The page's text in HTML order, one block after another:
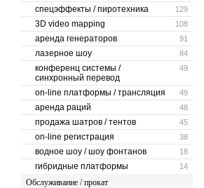
129
спецэффекты / пиротехника
108
3D video mapping
91
аренда генераторов
84
лазерное шоу
49
конференц системы /
синхронный перевод
49
on-line платформы / трансляция
48
аренда раций
45
продажа шатров / тентов
38
on-line регистрация
18
водное шоу / шоу фонтанов
14
гибридные платформы
Обслуживание / прокат